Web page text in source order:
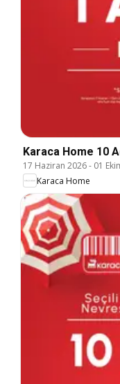
Karaca Home 10
17 Haziran 2026- 01
Karaca Home